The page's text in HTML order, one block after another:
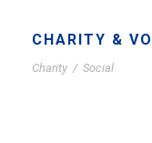
CHARITY &
Charity / Social